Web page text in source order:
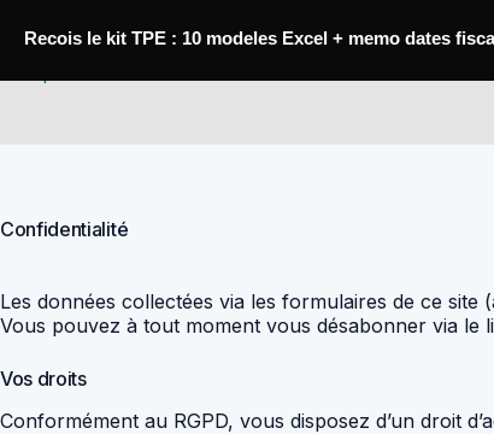
Confidentialité
Les données collectées via les formulaires de ce
Vous pouvez à tout moment vous désabonner via le
Vos droits
Conformément au RGPD, vous disposez d’un droit
Recois le kit TPE : 10 modeles Excel + memo dates